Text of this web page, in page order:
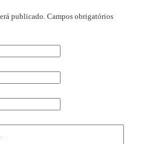
publicado. Campos obrigatórios